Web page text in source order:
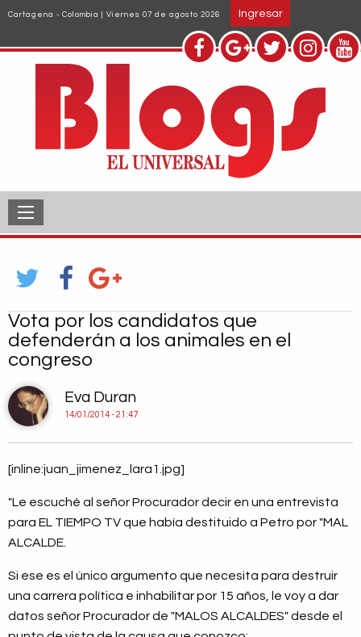
Pasar
contenido
principal
Cartagena - Colombia | Viernes 07 de agosto 2026 Ingresar
Vota por los candidatos que
defenderán a los animales en el
congreso
Eva Duran
14/01/2014 - 21:47
[inline:juan_jimenez_lara1.jpg]
"Le escuché al señor Procurador decir en una entrevista
para EL TIEMPO TV que había destituido a Petro por "MAL
ALCALDE.
Si ese es el único argumento que necesita para destruir
una carrera política e inhabilitar por 15 años, le voy a dar
datos señor Procurador de "MALOS ALCALDES" desde el